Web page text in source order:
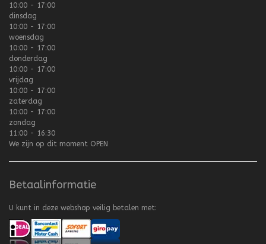
10:00 - 17:00
dinsdag
10:00 - 17:00
woensdag
10:00 - 17:00
donderdag
10:00 - 17:00
vrijdag
10:00 - 17:00
zaterdag
10:00 - 17:00
zondag
11:00 - 16:30
We zijn op dit moment OPEN
Betaalinformatie
U kunt in deze webshop veilig betalen met: